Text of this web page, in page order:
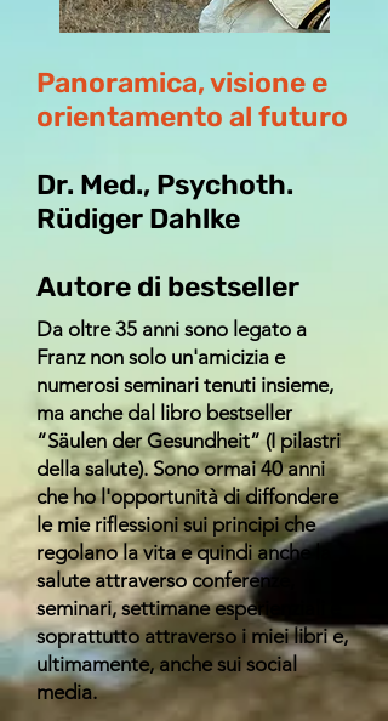
Panoramica, visione e
orientamento al futuro
​Dr. Med., Psychoth.
Rüdiger Dahlke
Autore di bestseller
Da oltre 35 anni sono legato a
Franz non solo un'amicizia e
numerosi seminari tenuti insieme,
ma anche dal libro bestseller
“Säulen der Gesundheit” (I pilastri
della salute). Sono ormai 40 anni
che ho l'opportunità di diffondere
le mie riflessioni sui principi che
regolano la vita e quindi anche la
salute attraverso conferenze,
seminari, settimane esperienziali e
soprattutto attraverso i miei libri e,
ultimamente, anche sui social
media.